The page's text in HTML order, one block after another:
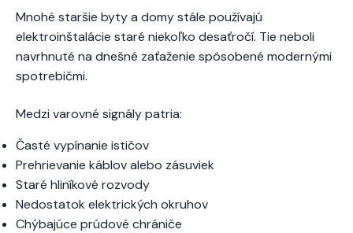
Mnohé staršie byty a domy stále používajú
elektroinštalácie staré niekoľko desaťročí. Tie neboli
navrhnuté na dnešné zaťaženie spôsobené modernými
spotrebičmi.
Medzi varovné signály patria:
Časté vypínanie ističov
Prehrievanie káblov alebo zásuviek
Staré hliníkové rozvody
Nedostatok elektrických okruhov
Chýbajúce prúdové chrániče